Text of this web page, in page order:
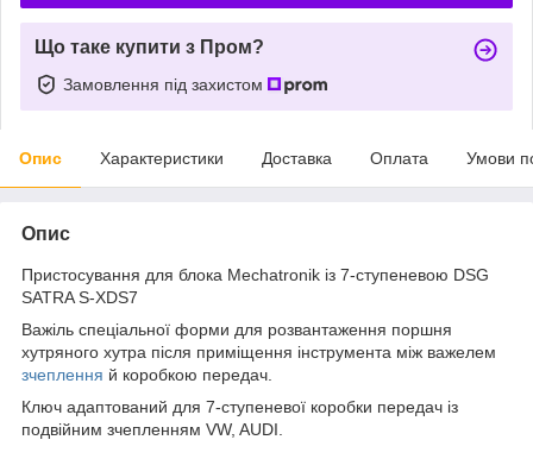
Що таке купити з Пром?
Замовлення під захистом
Опис Характеристики Доставка Оплата Умови
Опис
Пристосування для блока Mechatronik із 7-ступеневою DSG
SATRA S-XDS7
Важіль спеціальної форми для розвантаження поршня
хутряного хутра після приміщення інструмента між важелем
зчеплення й коробкою передач.
Ключ адаптований для 7-ступеневої коробки передач із
подвійним зчепленням VW, AUDI.